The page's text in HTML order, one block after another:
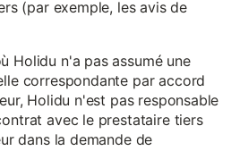
(par exemple, les avis de
Holidu n'a pas assumé une
correspondante par accord
Holidu n'est pas responsable
avec le prestataire tiers
dans la demande de